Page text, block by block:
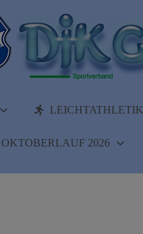
LEICHTATHLETIK
OKTOBERLAUF 2026